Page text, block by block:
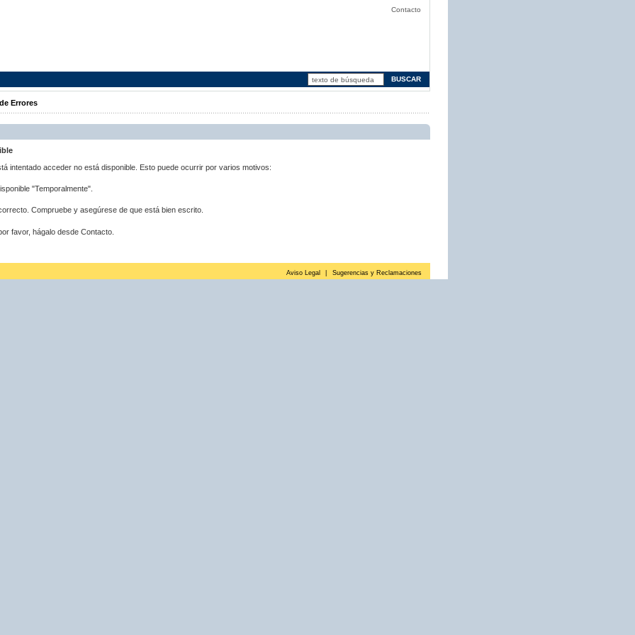
Contacto
Errores
intentado acceder no está disponible. Esto puede ocurrir por varios motivos:
"Temporalmente".
Compruebe y asegúrese de que está bien escrito.
favor, hágalo desde Contacto.
Aviso Legal Sugerencias y Reclamaciones